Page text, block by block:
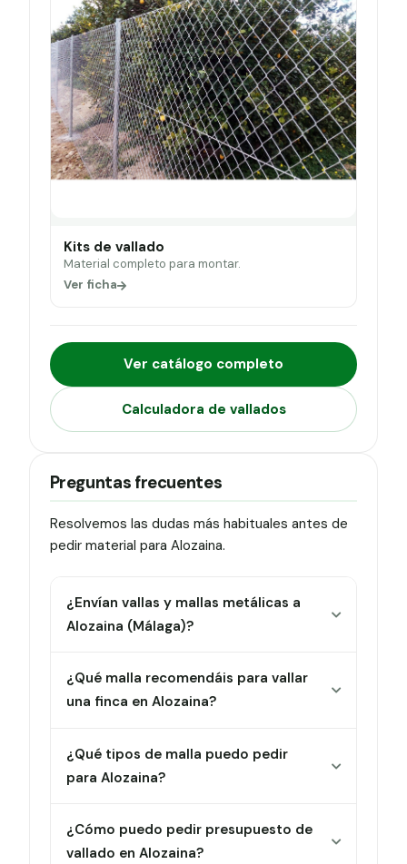
Kits de vallado
Material completo para montar.
Ver ficha
Ver catálogo completo
Calculadora de vallados
Preguntas frecuentes
Resolvemos las dudas más habituales antes de
pedir material para Alozaina.
¿Envían vallas y mallas metálicas a
Alozaina (Málaga)?
¿Qué malla recomendáis para vallar
una finca en Alozaina?
¿Qué tipos de malla puedo pedir
para Alozaina?
¿Cómo puedo pedir presupuesto de
vallado en Alozaina?